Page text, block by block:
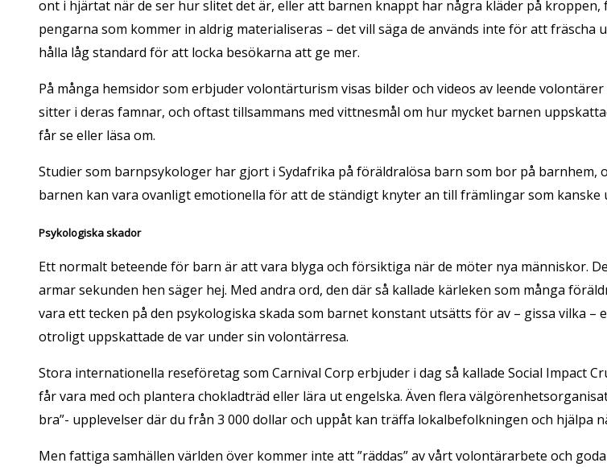
ont i hjärtat när de ser hur slitet det är, eller att barnen knappt har några kläder på kroppen,
pengarna som kommer in aldrig materialiseras – det vill säga de används inte för att
hålla låg standard för att locka besökarna att ge mer.
På många hemsidor som erbjuder volontärturism visas bilder och videos av leende
sitter i deras famnar, och oftast tillsammans med vittnesmål om hur mycket barnen
får se eller läsa om.
Studier som barnpsykologer har gjort i Sydafrika på föräldralösa barn som bor på
barnen kan vara ovanligt emotionella för att de ständigt knyter an till främlingar som kanske
Psykologiska skador
Ett normalt beteende för barn är att vara blyga och försiktiga när de möter nya människor.
armar sekunden hen säger hej. Med andra ord, den där så kallade kärleken som många
vara ett tecken på den psykologiska skada som barnet konstant utsätts för av – gissa vilka
otroligt uppskattade de var under sin volontärresa.
Stora internationella reseföretag som Carnival Corp erbjuder i dag så kallade Social Impact
får vara med och plantera chokladträd eller lära ut engelska. Även flera
bra”- upplevelser där du från 3 000 dollar och uppåt kan träffa lokalbefolkningen och hjälpa
Men fattiga samhällen världen över kommer inte att ”räddas” av vårt volontärarbete och